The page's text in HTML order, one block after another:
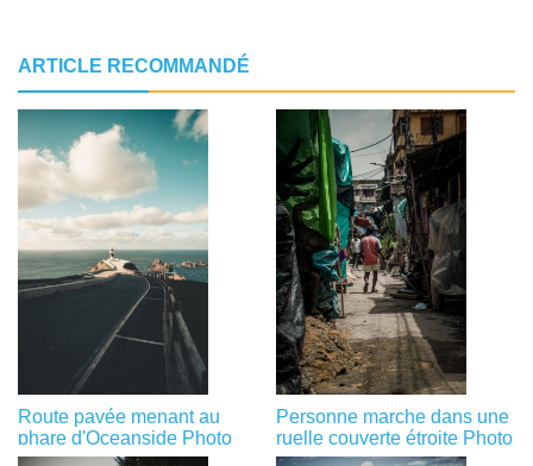
ARTICLE RECOMMANDÉ
Route pavée menant au
phare d'Oceanside Photo
Personne marche dans une
ruelle couverte étroite Photo